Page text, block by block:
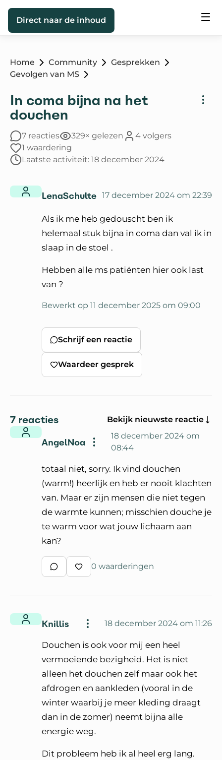
Direct naar de inhoud
Home Community
Gesprekken
Gevolgen van MS
In coma bijna na het
douchen
7 reacties 329× gelezen
4 volgers
1 waardering
Laatste activiteit: 18 december 2024
LenaSchulte 17 december 2024 om 22:39
Als ik me heb gedouscht ben ik
helemaal stuk bijna in coma dan val ik in
slaap in de stoel .
Hebben alle ms patiënten hier ook last
van ?
Bewerkt op 11 december 2025 om 09:00
Schrijf een reactie
Waardeer gesprek
7 reacties Bekijk nieuwste reactie
AngelNoa
18 december 2024 om
08:44
totaal niet, sorry. Ik vind douchen
(warm!) heerlijk en heb er nooit klachten
van. Maar er zijn mensen die niet tegen
de warmte kunnen; misschien douche je
te warm voor wat jouw lichaam aan
kan?
Schrijf een reactie
Waardeer reactie
0 waarderingen
Knillis 18 december 2024 om 11:26
Douchen is ook voor mij een heel
vermoeiende bezigheid. Het is niet
alleen het douchen zelf maar ook het
afdrogen en aankleden (vooral in de
winter waarbij je meer kleding draagt
dan in de zomer) neemt bijna alle
energie weg.
Dit probleem heb ik al heel erg lang.